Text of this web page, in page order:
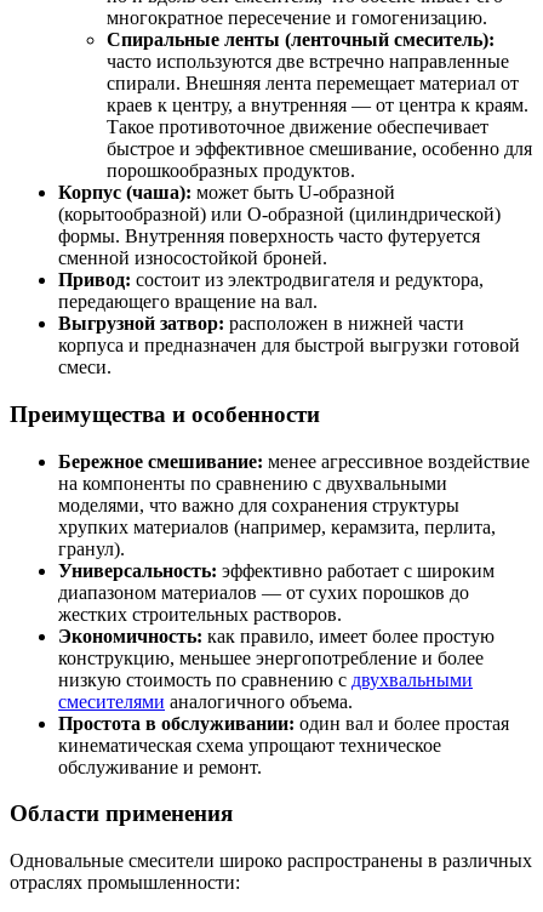
многократное пересечение и гомогенизацию.
Спиральные ленты (ленточный смеситель):
часто используются две встречно направленные
спирали. Внешняя лента перемещает материал от
краев к центру, а внутренняя — от центра к краям.
Такое противоточное движение обеспечивает
быстрое и эффективное смешивание, особенно для
порошкообразных продуктов.
Корпус (чаша): может быть U-образной
(корытообразной) или O-образной (цилиндрической)
формы. Внутренняя поверхность часто футеруется
сменной износостойкой броней.
Привод: состоит из электродвигателя и редуктора,
передающего вращение на вал.
Выгрузной затвор: расположен в нижней части
корпуса и предназначен для быстрой выгрузки готовой
смеси.
Преимущества и особенности
Бережное смешивание: менее агрессивное воздействие
на компоненты по сравнению с двухвальными
моделями, что важно для сохранения структуры
хрупких материалов (например, керамзита, перлита,
гранул).
Универсальность: эффективно работает с широким
диапазоном материалов — от сухих порошков до
жестких строительных растворов.
Экономичность: как правило, имеет более простую
конструкцию, меньшее энергопотребление и более
низкую стоимость по сравнению с двухвальными
смесителями аналогичного объема.
Простота в обслуживании: один вал и более простая
кинематическая схема упрощают техническое
обслуживание и ремонт.
Области применения
Одновальные смесители широко распространены в различных
отраслях промышленности: